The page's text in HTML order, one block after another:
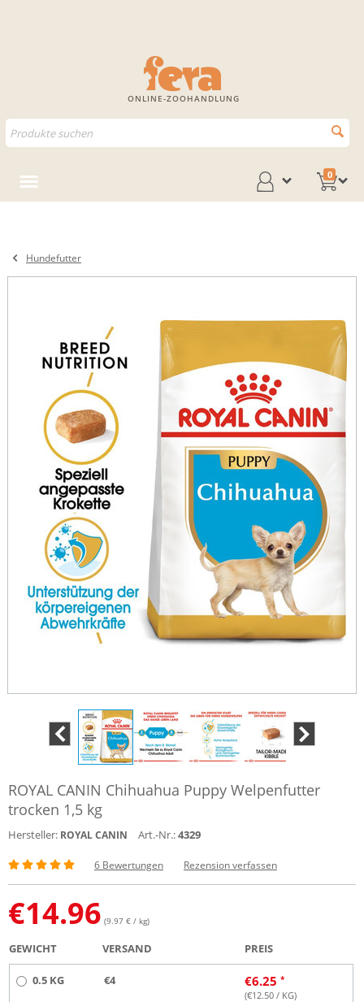
ONLINE-ZOOHANDLUNG
0
Hundefutter
ROYAL CANIN Chihuahua Puppy Welpenfutter
trocken 1,5 kg
Hersteller: ROYAL CANIN Art.-Nr.:4329
6 Bewertungen Rezension verfassen
€14.96 (9.97 € / kg)
GEWICHT VERSAND PREIS
0.5 KG €4 €6.25
(€12.50 / KG)